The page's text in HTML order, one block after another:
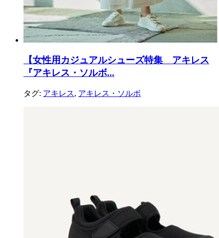
【女性用カジュアルシューズ特集 アキレス
『アキレス・ソルボ...
タグ: アキレス, アキレス・ソルボ